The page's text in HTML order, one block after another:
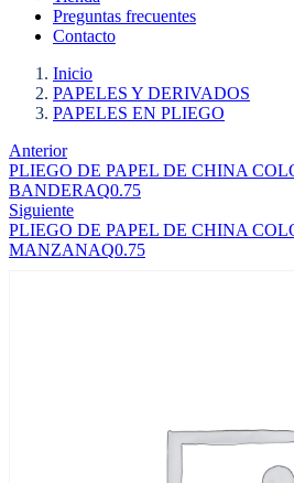
Preguntas frecuentes
Contacto
Inicio
PAPELES Y DERIVADOS
PAPELES EN PLIEGO
Anterior
PLIEGO DE PAPEL DE CHINA
BANDERAQ0.75
Siguiente
PLIEGO DE PAPEL DE CHINA
MANZANAQ0.75